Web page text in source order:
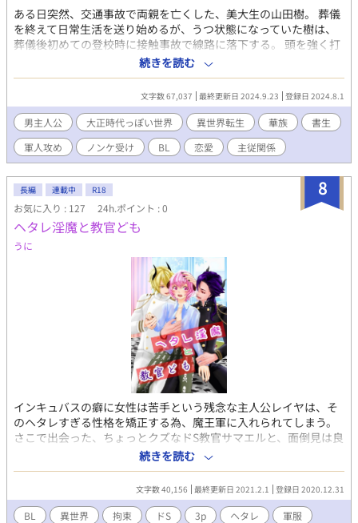
ある日突然、交通事故で両親を亡くした、美大生の山田樹。 葬儀
を終えて日常生活を送り始めるが、うつ状態になっていた樹は、
葬儀後初めての登校時に接触事故で線路に落下する。 頭を強く打
ち付けて視界が暗転し、目覚めると、見知らぬ部屋の布団の中に
横たわっていた。 樹が夢でも見ている心地でいると、女中の花が
現れて、樹のことを「早乙女さん」と呼んだ。 頭がぼうっとして
何も考えられず、強い睡魔に襲われ、眠りに落ちようとしていた
樹の前に、国防色の軍服を身にまとった偉丈夫――花ヶ前梗一郎
（はながさきこういちろう）が現れた。 樹の名を切なそうに呼び
ながら近づいてきた梗一郎。驚いた樹は抵抗することもできず、
梗一郎に抱き締められる。すると突然、想像を絶する頭痛に襲わ
れた樹は、絶叫したのちに意識を失ってしまう。 そして気がつけ
ば、重力が存在しない、真っ白な空間に浮かんでいた。そこで樹
は、自分によく似た容姿の少年に出会う。 少年の正体は、早乙女
樹の肉体を借りた、死を司る神――タナトスだった。そしてもう
一柱、タナトスよりも小柄な少女、生を司る神――ビオスが現れ
る。 ビオスが言うには、樹は『異世界転生』をしたのだという。
そして転生後の肉体の記憶は、特定の条件下で徐々に蘇ると告げ
られ、樹は再び異世界で目を覚ます。 樹が目覚めると、梗一郎が
涙を流していた。 「樹が生きていて、本当によかった……！」 そ
う言って、梗一郎が樹の額に口付けた瞬間、樹の脳内に早乙女樹
の幼少期と思われる映像が流れ、眠るように意識を失う。 『特定
の条件下』とは、梗一郎との愛ある接触のことだった。 無事にひ
とつ目の記憶を取り戻した樹は、公家華族・花ヶ前伯爵家お抱え
の書生（画家見習い）・『早乙女樹』を演じながら、花ヶ前家で
生活を送る。 スペイン風邪による後遺症で『記憶喪失』になって
しまった樹を心配して見舞いに来たのは、楚々とした容貌の美少
女――梗一郎の妹である、花ヶ前椿子だった。 樹は驚愕に目を見
開いた。 目の前に立つ少女は、樹が描いた人物画。 『大正乙女』
そのままの姿形だったのである。 なんと樹は、自分が描いた油画
の世界に異世界転生していたのだ。 梗一郎と恋仲であった早乙女
樹として転生してしまった樹（ノンケ）は、男と恋愛なんて出来
るはずがないと、記憶喪失を理由に梗一郎と距離を置くが……。
続きを読む
文字数 67,037 最終更新日 2024.9.23 登録日 2024.8.1
男主人公 大正時代っぽい世界 異世界転生 華族
書生
軍人攻め
ノンケ受け BL 恋愛 主従関係
8
長編 連載中 R18
お気に入り : 127 24h.ポイント : 0
ヘタレ淫魔と教官ども
うに
インキュバスの癖に女性は苦手という残念な主人公レイヤは、そ
のヘタレすぎる性格を矯正する為、魔王軍に入れられてしまう。
さこで出会った、ちょっとクズなドS教官サマエルと、面倒見は良
いが何となくチャラい副教官ベリアルによって扱かれ、 時に襲
い、時に襲われながらちょっとだけ成長していく ３Ｐボーイズラ
続きを読む
文字数 40,156 最終更新日 2021.2.1 登録日 2020.12.31
BL 異世界 拘束 ドS 3p ヘタレ
軍服